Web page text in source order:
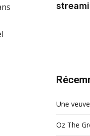
VF HD
Une veuve
Oz The